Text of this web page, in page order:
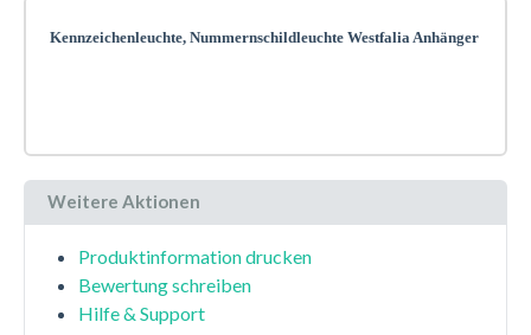
Kennzeichenleuchte, Nummernschildleuchte Westfalia Anhänger
Weitere Aktionen
Produktinformation drucken
Bewertung schreiben
Hilfe & Support